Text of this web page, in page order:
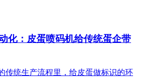
化：皮蛋喷码机给传统蛋企带
传统生产流程里，给皮蛋做标识的环